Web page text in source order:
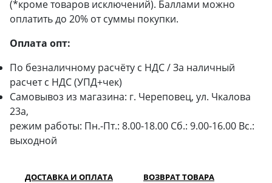
(*кроме товаров исключений). Баллами можно
оплатить до 20% от суммы покупки.
Оплата опт:
По безналичному расчёту с НДС / За наличный
расчет с НДС (УПД+чек)
Самовывоз из магазина: г. Череповец, ул. Чкалова
23а,
режим работы: Пн.-Пт.: 8.00-18.00 Сб.: 9.00-16.00 Вс.:
выходной
ДОСТАВКА И ОПЛАТА ВОЗВРАТ ТОВАРА